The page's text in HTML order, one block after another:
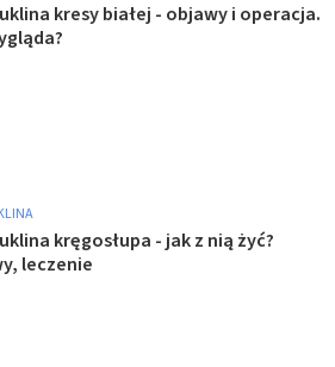
kresy białej - objawy i operacja.
kręgosłupa - jak z nią żyć?
leczenie